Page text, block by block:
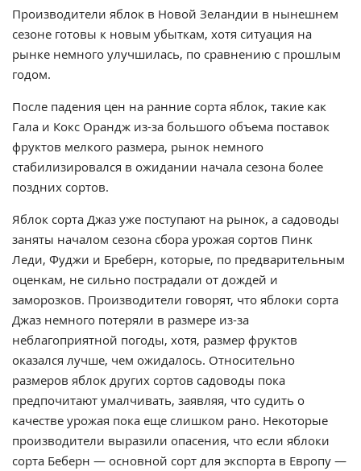
Производители яблок в Новой Зеландии в нынешнем
сезоне готовы к новым убыткам, хотя ситуация на
рынке немного улучшилась, по сравнению с прошлым
годом.
После падения цен на ранние сорта яблок, такие как
Гала и Кокс Орандж из-за большого объема поставок
фруктов мелкого размера, рынок немного
стабилизировался в ожидании начала сезона более
поздних сортов.
Яблок сорта Джаз уже поступают на рынок, а садоводы
заняты началом сезона сбора урожая сортов Пинк
Леди, Фуджи и Бреберн, которые, по предварительным
оценкам, не сильно пострадали от дождей и
заморозков. Производители говорят, что яблоки сорта
Джаз немного потеряли в размере из-за
неблагоприятной погоды, хотя, размер фруктов
оказался лучше, чем ожидалось. Относительно
размеров яблок других сортов садоводы пока
предпочитают умалчивать, заявляя, что судить о
качестве урожая пока еще слишком рано. Некоторые
производители выразили опасения, что если яблоки
сорта Беберн — основной сорт для экспорта в Европу —